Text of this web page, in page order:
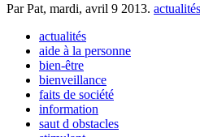
Par Pat, mardi, avril 9 2013. actualités
actualités
aide à la personne
bien-être
bienveillance
faits de société
information
saut d obstacles